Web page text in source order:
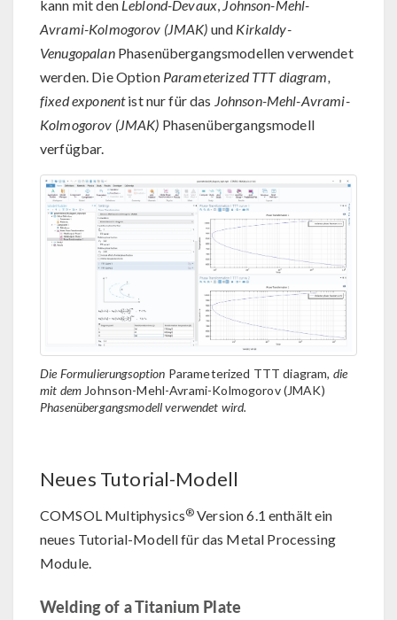
kann mit den Leblond-Devaux Johnson-Mehl-
Avrami-Kolmogorov (JMAK) und Kirkaldy-
VenugopalanPhasenübergangsmodellen verwendet
werden. Die Option Parameterized TTT diagram,
fixed exponentist nur für das Johnson-Mehl-Avrami-
Kolmogorov (JMAK) Phasenübergangsmodell
verfügbar.
Die Formulierungsoption Parameterized TTT diagram, die
mit dem Johnson-Mehl-Avrami-Kolmogorov (JMAK)
Phasenübergangsmodell verwendet wird.
Neues Tutorial-Modell
COMSOL Multiphysics® Version 6.1 enthält ein
neues Tutorial-Modell für das Metal Processing
Module.
Welding of a Titanium Plate